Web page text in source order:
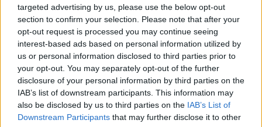
targeted advertising by us, please use the below opt-out
section to confirm your selection. Please note that after your
opt-out request is processed you may continue seeing
interest-based ads based on personal information utilized by
us or personal information disclosed to third parties prior to
your opt-out. You may separately opt-out of the further
disclosure of your personal information by third parties on the
IAB’s list of downstream participants. This information may
also be disclosed by us to third parties on the IAB’s List of
Downstream Participants that may further disclose it to other
και μάθετε πρώτοι τα πιο hot νέα.
Εσύ μπήκες στο E-Daily.gr; Τα νέα της ημέρας
και ότι σου κάνει κλικ!
Ακολουθήστε το E-Radio.gr και στο Instagram
ΔΙΑΦΗΜΙΣΗ